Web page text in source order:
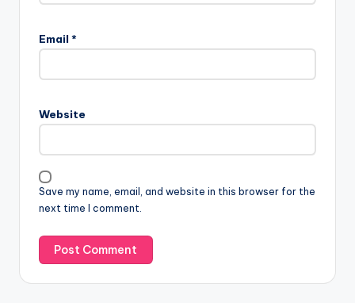
Email *
Website
Save my name, email, and website in this browser for the
next time I comment.